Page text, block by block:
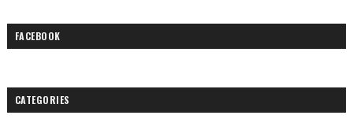
FACEBOOK
CATEGORIES